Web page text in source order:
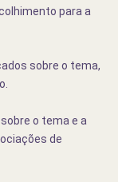
para a
sobre o tema,
o tema e a
de